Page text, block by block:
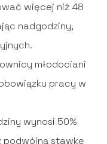
więcej niż 48
nadgodziny,
młodociani
pracy w
wynosi 50%
stawkę